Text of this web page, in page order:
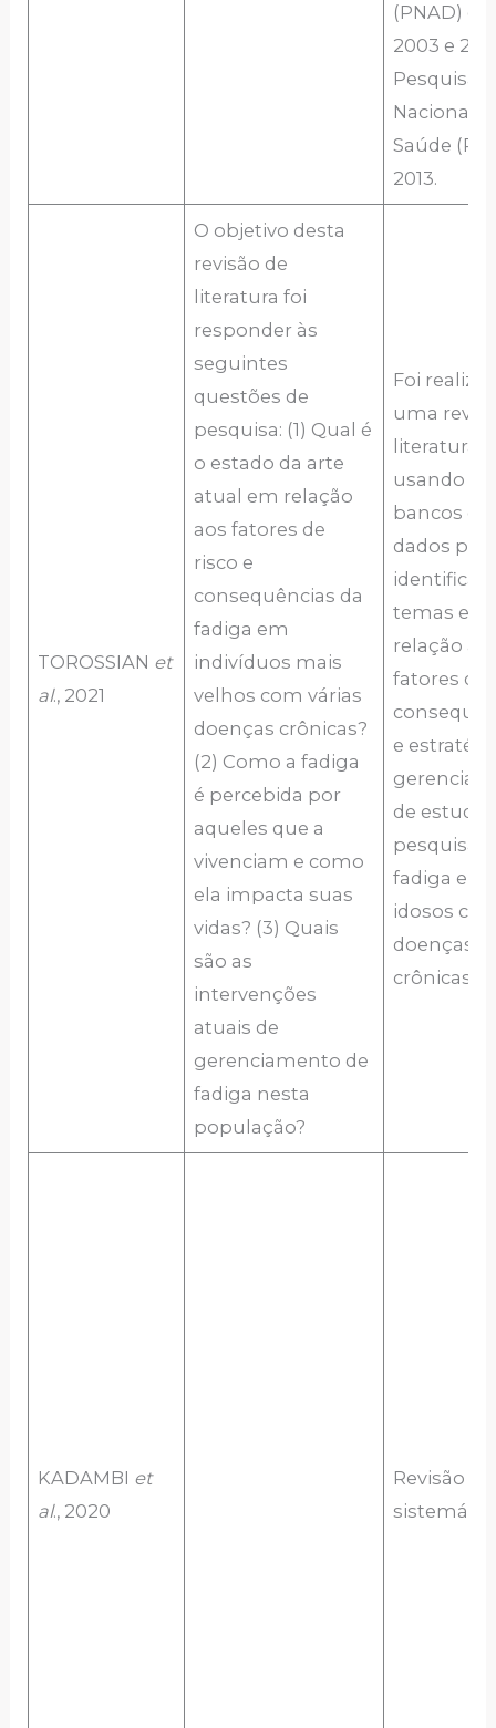
(PNAD) de
2003 e
Pesquisa
Nacional
Saúde
2013.
TOROSSIAN et
al., 2021
O objetivo desta
revisão de
literatura foi
responder às
seguintes
questões de
pesquisa: (1) Qual é
o estado da arte
atual em relação
aos fatores de
risco e
consequências da
fadiga em
indivíduos mais
velhos com várias
doenças crônicas?
(2) Como a fadiga
é percebida por
aqueles que a
vivenciam e como
ela impacta suas
vidas? (3) Quais
são as
intervenções
atuais de
gerenciamento de
fadiga nesta
população?
Foi
uma
literatura
usando
bancos de
dados
identificar
temas em
relação a
fatores de
e
de
pesquisa
fadiga em
idosos
doenças
crônicas.
KADAMBI et
al., 2020
Revisão